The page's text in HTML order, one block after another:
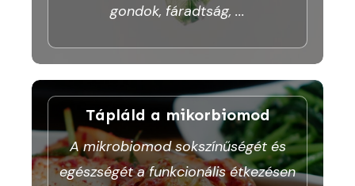
gondok, fáradtság, ...
Tápláld a mikorbiomod
A mikrobiomod sokszínűségét és
egészségét a funkcionális étkezésen